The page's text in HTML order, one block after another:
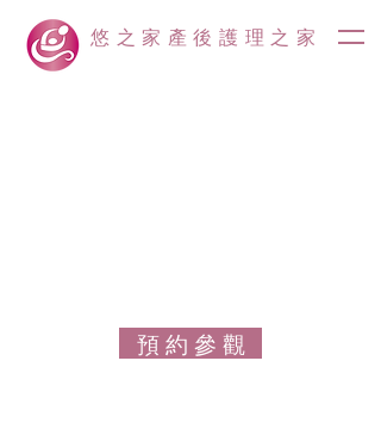
悠之家產後護理之家
預 約 參 觀